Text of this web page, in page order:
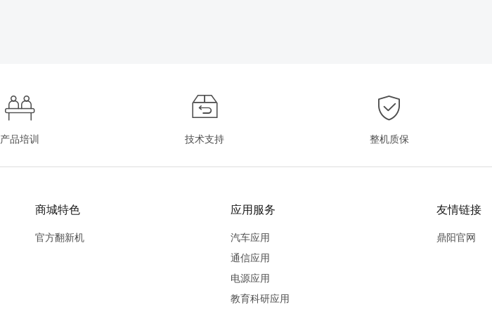
产品培训 技术支持 整机质保
商城特色
官方翻新机
应用服务
汽车应用
通信应用
电源应用
教育科研应用
友情链接
鼎阳官网